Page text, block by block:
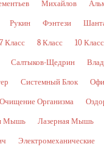
Михайлов
Рукин Фэнтези
7 Класс 8 Класс 10 Класс
Салтыков-Щедрин
Системный Блок
Очищение Организма
Мышь Лазерная Мышь
Электромеханические